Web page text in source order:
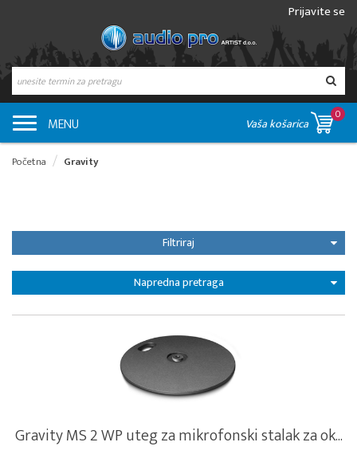
Prijavite se
MENU Vaša košarica
0
Početna Gravity
Filtriraj
Napredna pretraga
Gravity MS 2 WP uteg za mikrofonski stalak za ok...